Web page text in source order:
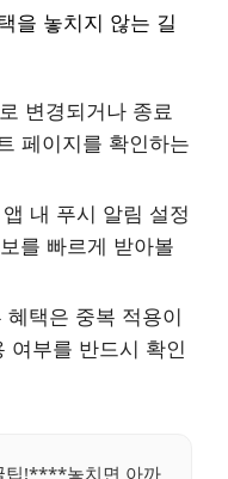
을 놓치지 않는 길
변경되거나 종료
페이지를 확인하는
내 푸시 알림 설정
를 빠르게 받아볼
혜택은 중복 적용이
여부를 반드시 확인
팁!****놓치면 아까